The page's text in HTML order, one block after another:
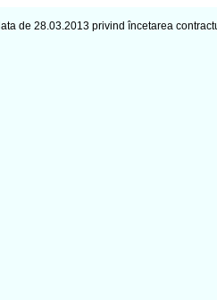
de 28.03.2013 privind încetarea